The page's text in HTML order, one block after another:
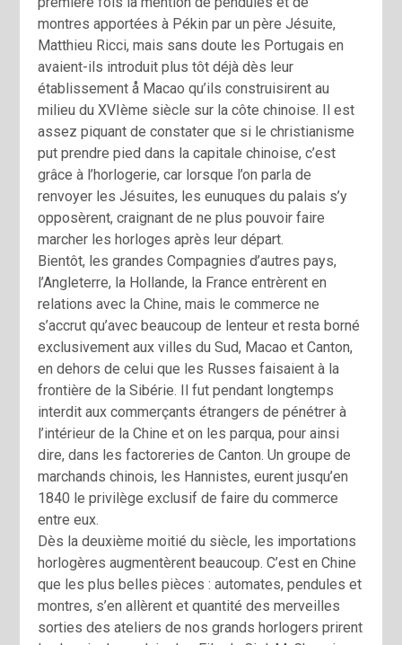
montres apportées à Pékin par un père Jésuite,
Matthieu Ricci, mais sans doute les Portugais en
avaient-ils introduit plus tôt déjà dès leur
établissement å Macao qu’ils construisirent au
milieu du XVIème siècle sur la côte chinoise. Il est
assez piquant de constater que si le christianisme
put prendre pied dans la capitale chinoise, c’est
grâce à l’horlogerie, car lorsque l’on parla de
renvoyer les Jésuites, les eunuques du palais s’y
opposèrent, craignant de ne plus pouvoir faire
marcher les horloges après leur départ.
Bientôt, les grandes Compagnies d’autres pays,
l’Angleterre, la Hollande, la France entrèrent en
relations avec la Chine, mais le commerce ne
s’accrut qu’avec beaucoup de lenteur et resta borné
exclusivement aux villes du Sud, Macao et Canton,
en dehors de celui que les Russes faisaient à la
frontière de la Sibérie. Il fut pendant longtemps
interdit aux commerçants étrangers de pénétrer à
l’intérieur de la Chine et on les parqua, pour ainsi
dire, dans les factoreries de Canton. Un groupe de
marchands chinois, les Hannistes, eurent jusqu’en
1840 le privilège exclusif de faire du commerce
entre eux.
Dès la deuxième moitié du siècle, les importations
horlogères augmentèrent beaucoup. C’est en Chine
que les plus belles pièces : automates, pendules et
montres, s’en allèrent et quantité des merveilles
sorties des ateliers de nos grands horlogers prirent